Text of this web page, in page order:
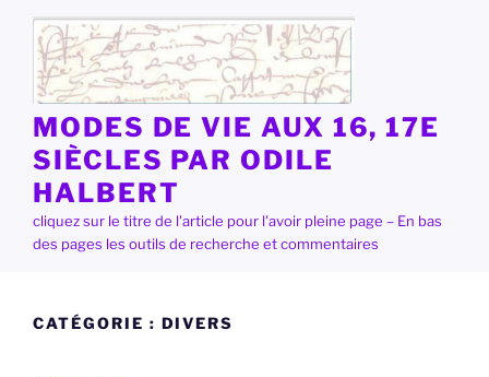
contenu
principal
MODES DE VIE AUX 16, 17E
SIÈCLES PAR ODILE
HALBERT
cliquez sur le titre de l'article pour l'avoir pleine page – En bas
des pages les outils de recherche et commentaires
CATÉGORIE : DIVERS